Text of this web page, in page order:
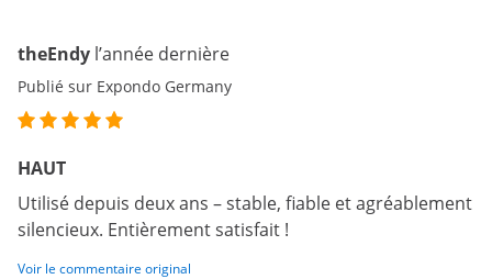
theEndy l’année dernière
Publié sur Expondo Germany
HAUT
Utilisé depuis deux ans – stable, fiable et agréablement
silencieux. Entièrement satisfait !
Voir le commentaire original